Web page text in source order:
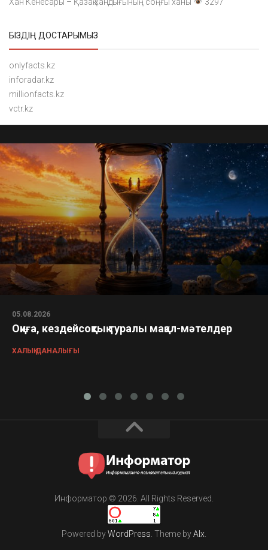
БІЗДІҢ ДОСТАРЫМЫЗ
onlyfacts.kz
inforadar.kz
millionfacts.kz
vctr.kz
05.08.2026
Оқиға, кездейсоқтық туралы мақал-мәтелдер
ХАЛЫҚ ДАНАЛЫҒЫ
Информатор © 2026. All Rights Reserved.
Powered byWordPress . Theme byAlx